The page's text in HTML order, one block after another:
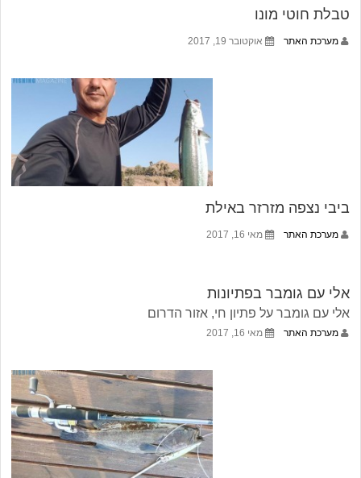
טבלת חוטי מונו
מערכת האתר אוקטובר 19, 2017
ביבי נצפה מזרזר באילת
מערכת האתר מאי 16, 2017
אלי עם גומבר בפתיונות
אלי עם גומבר על פתיון חי, אזור הדרום
מערכת האתר מאי 16, 2017